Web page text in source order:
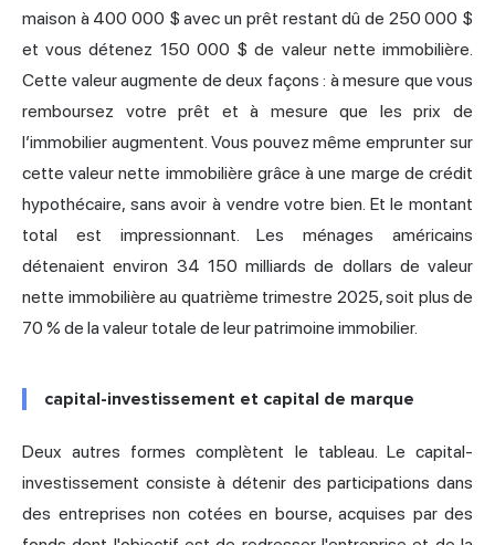
maison à 400 000 $ avec un prêt restant dû de 250 000 $
et vous détenez 150 000 $ de valeur nette immobilière.
Cette valeur augmente de deux façons : à mesure que vous
remboursez votre prêt et à mesure que les prix de
l’immobilier augmentent. Vous pouvez même emprunter sur
cette valeur nette immobilière grâce à une marge de crédit
hypothécaire, sans avoir à vendre votre bien. Et le montant
total est impressionnant. Les ménages américains
détenaient environ 34 150 milliards de dollars de valeur
nette immobilière au quatrième trimestre 2025, soit plus de
70 % de la valeur totale de leur patrimoine immobilier.
capital-investissement et capital de marque
Deux autres formes complètent le tableau. Le capital-
investissement consiste à détenir des participations dans
des entreprises non cotées en bourse, acquises par des